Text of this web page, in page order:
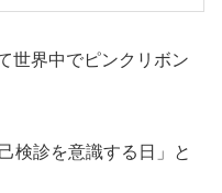
世界中でピンクリボン
検診を意識する日」と